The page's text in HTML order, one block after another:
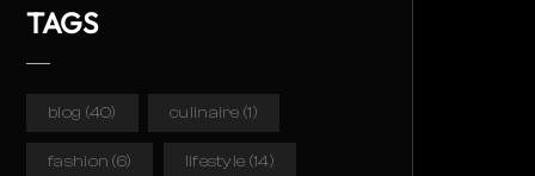
TAGS
blog (40) culinaire (1)
fashion (6) lifestyle (14)